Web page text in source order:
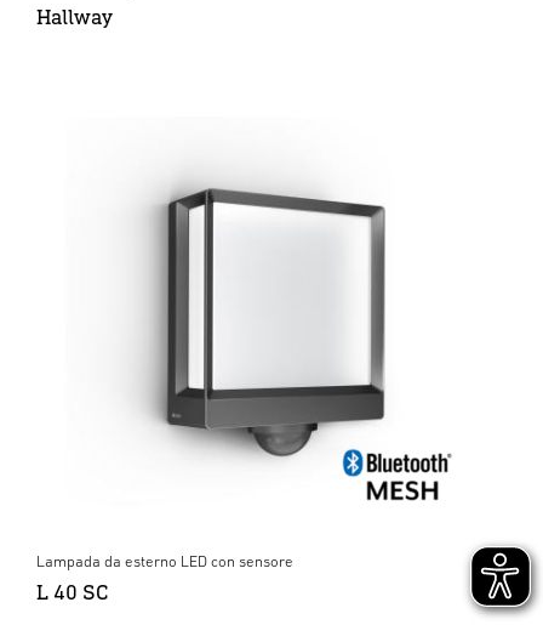
Hallway
Lampada da esterno LED con sensore
L 40 SC